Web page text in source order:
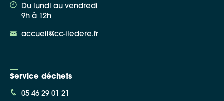
Du lundi au vendredi
9h à 12h
accueil@cc-iledere.fr
Service déchets
05 46 29 01 21